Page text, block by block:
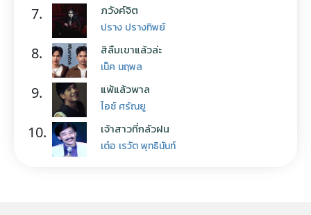
7. ภวังค์จิต
ปราง ปรางทิพย์
8. สิลืมเขาแล้วล่ะ
เน็ค นฤพล
9. แพ้แล้วพาล
ไอซ์ ศรัณยู
10. เจ้าสาวที่กลัวฝน
เต๋อ เรวัต พุทธินันท์